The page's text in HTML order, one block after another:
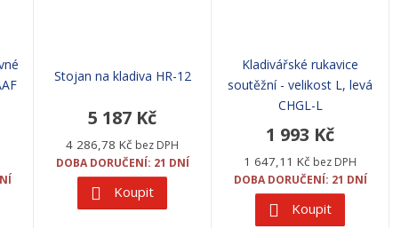
Stojan na kladiva HR-12
5 187 Kč
4 286,78 Kč bez DPH
DOBA DORUČENÍ: 21 DNÍ
Koupit
Kladivářské rukavice
soutěžní - velikost L, levá
CHGL-L
1 993 Kč
1 647,11 Kč bez DPH
DOBA DORUČENÍ: 21 DNÍ
Koupit